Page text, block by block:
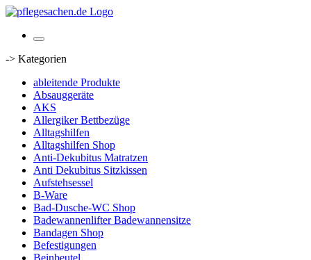
-> Kategorien
ableitende Produkte
Absauggeräte
AKS
Allergiker Bettbezüge
Alltagshilfen
Alltagshilfen Shop
Anti-Dekubitus Matratzen
Anti Dekubitus Sitzkissen
Aufstehsessel
B-Ware
Bad-Dusche-WC Shop
Badewannenlifter Badewannensitze
Bandagen Shop
Befestigungen
Beinbeutel